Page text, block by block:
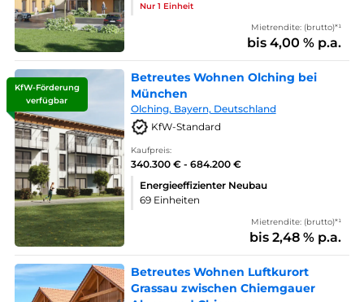
Nur 1 Einheit
Mietrendite: (brutto)*¹
bis 4,00 % p.a.
KfW-Förderung
verfügbar
Betreutes Wohnen Olching bei
München
Olching, Bayern, Deutschland
KfW-Standard
Kaufpreis:
340.300 € - 684.200 €
Energieeffizienter Neubau
69 Einheiten
Mietrendite: (brutto)*¹
bis 2,48 % p.a.
Betreutes Wohnen Luftkurort
Grassau zwischen Chiemgauer